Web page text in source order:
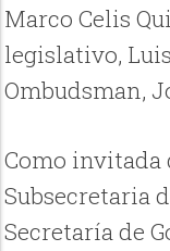
Marco Celis
legislativo,
Ombudsman,
Como invitada
Subsecretaria
Secretaría de